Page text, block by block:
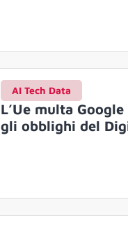
AI Tech Data
L’Ue multa
gli obblighi del